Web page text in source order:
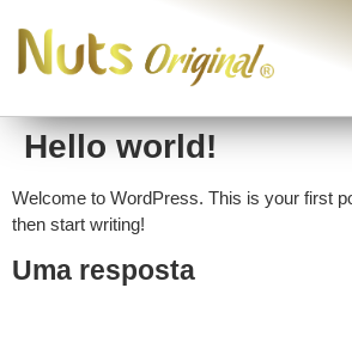
Hello world!
Welcome to WordPress. This is your first
then start writing!
Uma resposta